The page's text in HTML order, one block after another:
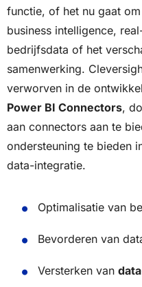
functie, of het nu gaat
business intelligence,
bedrijfsdata of het
samenwerking.
verworven in de
Power BI Connectors,
aan connectors aan te
ondersteuning te bieden
data-integratie.
Optimalisatie van
Bevorderen van
Versterken van